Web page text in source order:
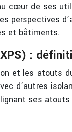
cœur de ses
perspectives
et bâtiments.
:
et les atouts
d’autres
ses